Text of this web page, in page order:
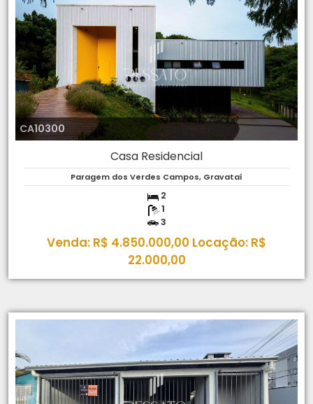
CA10300
Casa Residencial
Paragem dos Verdes Campos, Gravataí
2
1
3
Venda: R$ 4.850.000,00 Locação: R$
22.000,00